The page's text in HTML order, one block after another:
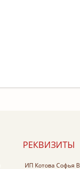
РЕКВИЗИТЫ
ИП Котова Софья